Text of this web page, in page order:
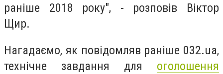
раніше 2018 року", - розповів Віктор
Щир.
Нагадаємо, як повідомляв раніше 032.ua,
технічне завдання для оголошення